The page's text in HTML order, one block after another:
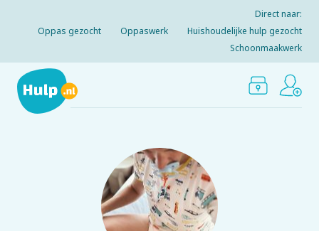
Direct naar:
Oppas gezocht
Oppaswerk
Huishoudelijke hulp gezocht
Schoonmaakwerk